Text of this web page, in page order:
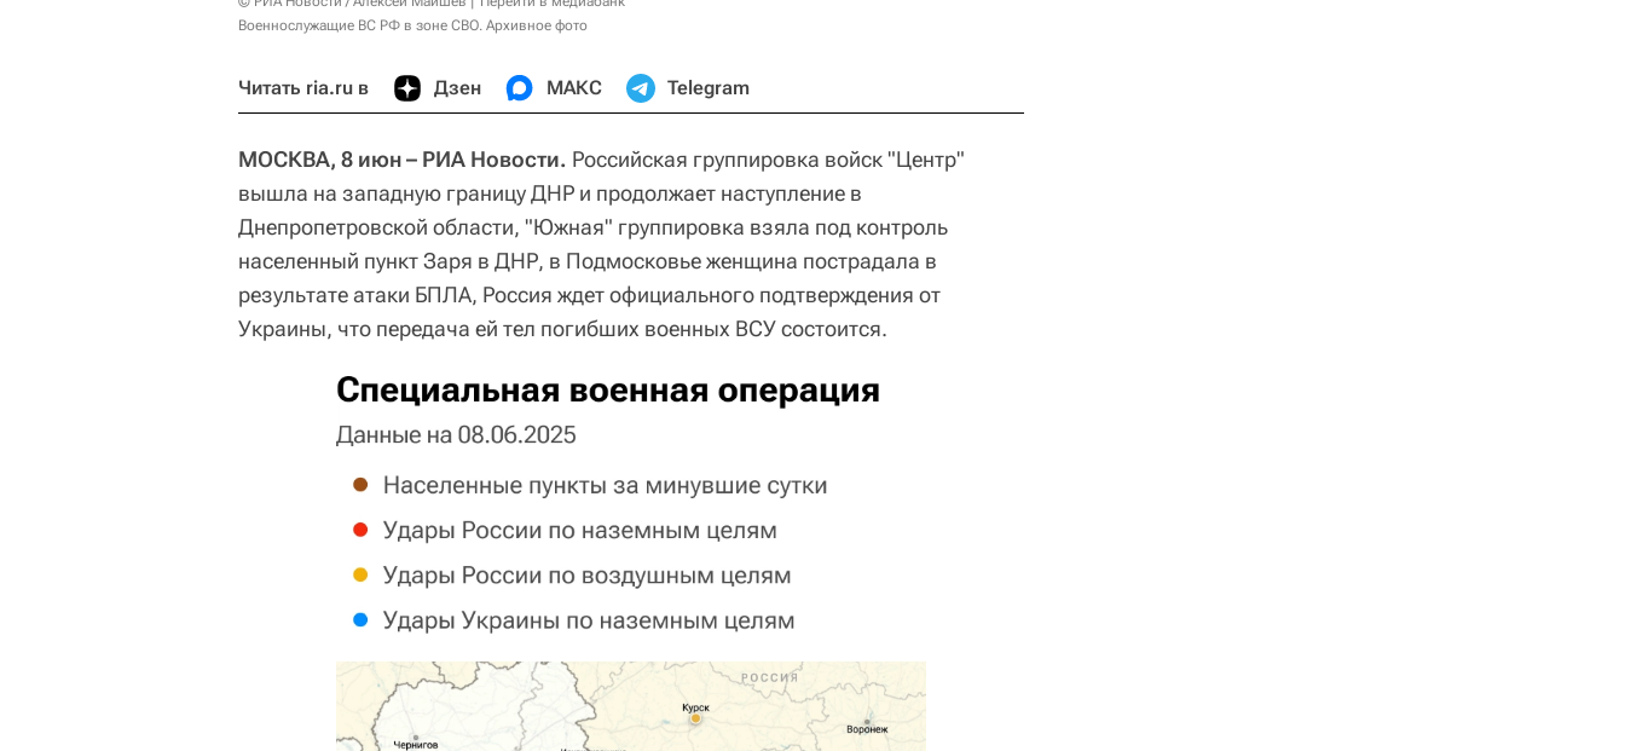
Военнослужащие ВС РФ в зоне СВО. Архивное фото
Читать ria.ru в Дзен МАКС Telegram
МОСКВА, 8 июн – РИА Новости. Российская группировка войск "Центр"
вышла на западную границу ДНР и продолжает наступление в
Днепропетровской области, "Южная" группировка взяла под контроль
населенный пункт Заря в ДНР, в Подмосковье женщина пострадала в
результате атаки БПЛА, Россия ждет официального подтверждения от
Украины, что передача ей тел погибших военных ВСУ состоится.